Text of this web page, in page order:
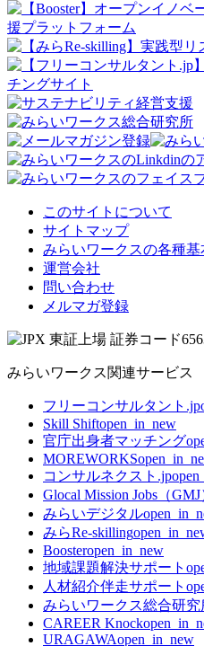
このサイトについて
サイトマップ
みらいワークスの各種基
運営会社
問い合わせ
メルマガ登録
みらいワークス関連サービス
フリーコンサルタント.jp
Skill Shiftopen_in_new
官庁出身者マッチング
MOREWORKS
コンサルネクスト.jp
Glocal Mission Jobs（GMJ
みらいデジタル
みらRe-skilling
Boosteropen_in_new
地域課題解決サポート
人材紹介伴走サポート
みらいワークス総合研究
CAREER Knock
URAGAWAopen_in_new